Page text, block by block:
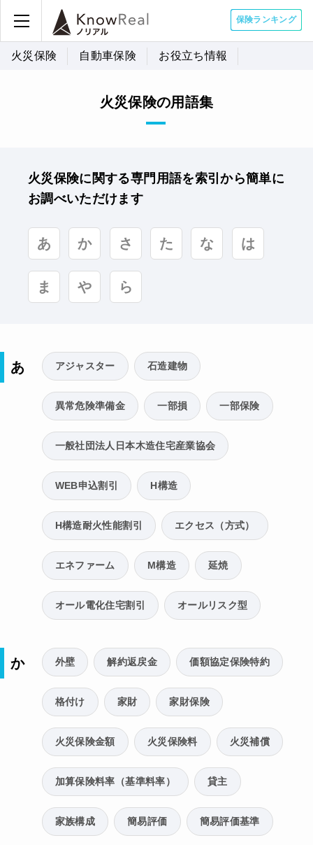
保険ランキング
火災保険 自動車保険 お役立ち情報
火災保険の用語集
火災保険に関する専門用語を索引から簡単に
お調べいただけます
あ か さ た な は
ま や ら
あ アジャスター 石造建物
異常危険準備金 一部損 一部保険
一般社団法人日本木造住宅産業協会
WEB申込割引 H構造
H構造耐火性能割引 エクセス（方式）
エネファーム M構造 延焼
オール電化住宅割引 オールリスク型
か 外壁 解約返戻金 価額協定保険特約
格付け 家財 家財保険
火災保険金額 火災保険料 火災補償
加算保険料率（基準料率） 貸主
家族構成 簡易評価 簡易評価基準